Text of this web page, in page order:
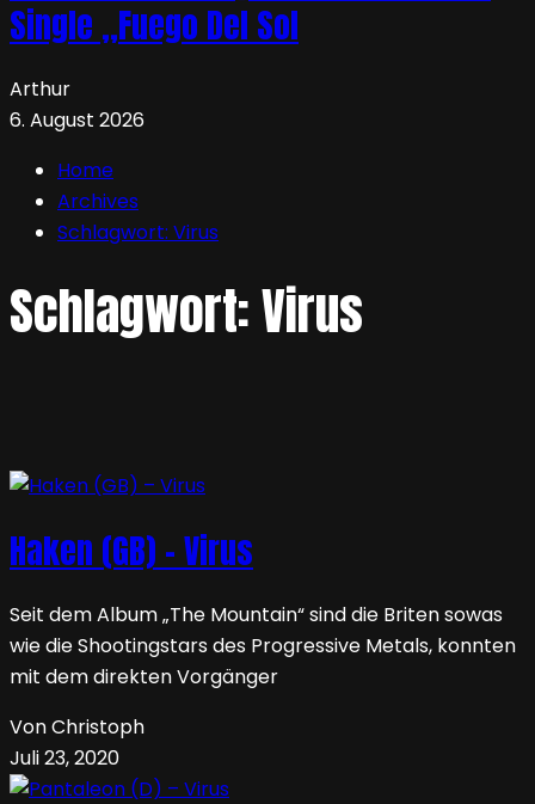
Single „Fuego Del Sol
Arthur
6. August 2026
Home
Archives
Schlagwort: Virus
Schlagwort:Virus
Haken (GB) – Virus
Seit dem Album „The Mountain“ sind die Briten sowas
wie die Shootingstars des Progressive Metals, konnten
mit dem direkten Vorgänger
Von Christoph
Juli 23, 2020